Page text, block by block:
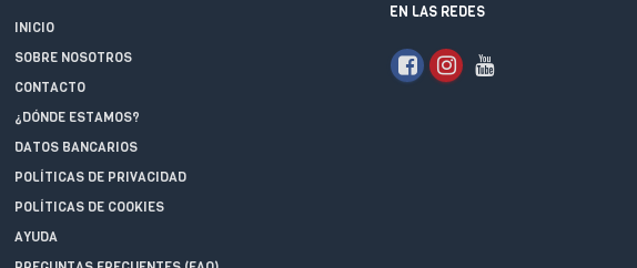
INICIO
SOBRE NOSOTROS
CONTACTO
¿DÓNDE ESTAMOS?
DATOS BANCARIOS
POLÍTICAS DE PRIVACIDAD
POLÍTICAS DE COOKIES
AYUDA
EN LAS REDES